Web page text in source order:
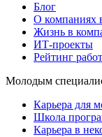
Блог
О компаниях
Жизнь в
ИТ-проекты
Рейтинг
Молодым
Карьера для
Школа
Карьера в